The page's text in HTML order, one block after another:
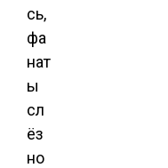
сь,
фа
нат
ы
сл
ёз
но